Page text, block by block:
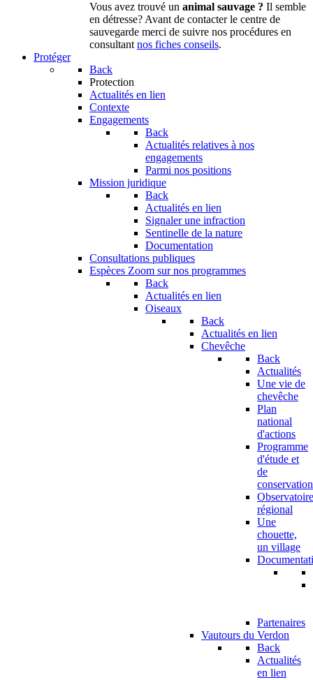
Vous avez trouvé un animal sauvage ? Il semble
en détresse? Avant de contacter le centre de
sauvegarde merci de suivre nos procédures en
consultantnos fiches conseils.
Protéger
Back
Protection
Actualités en lien
Contexte
Engagements
Back
Actualités relatives à nos
engagements
Parmi nos positions
Mission juridique
Back
Actualités en lien
Signaler une infraction
Sentinelle de la nature
Documentation
Consultations publiques
Espèces Zoom sur nos programmes
Back
Actualités en lien
Oiseaux
Back
Actualités en lien
Chevêche
Back
Actualités
Une vie de
chevêche
Plan
national
d'actions
Programme
d'étude et
de
conservation
Observatoire
régional
Une
chouette,
un village
Partenaires
Vautours du Verdon
Back
Actualités
en lien